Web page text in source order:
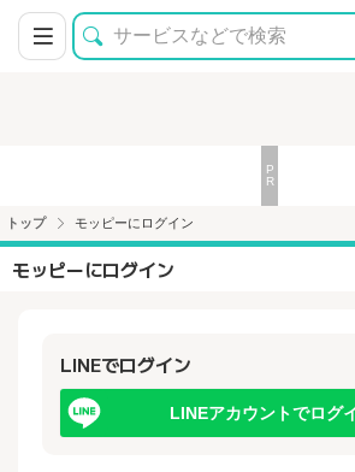
トップ モッピーにログイン
モッピーにログイン
LINEでログイン
LINEアカウントでログ